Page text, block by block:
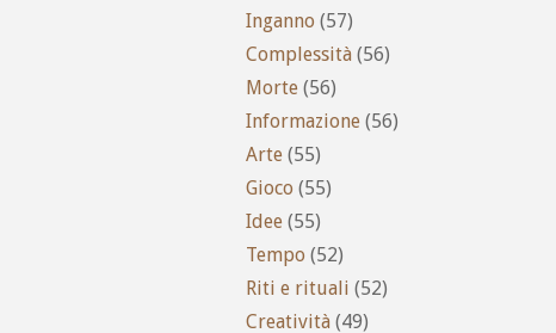
Inganno (57)
Complessità (56)
Morte (56)
Informazione (56)
Arte (55)
Gioco (55)
Idee (55)
Tempo (52)
Riti e rituali (52)
Creatività (49)